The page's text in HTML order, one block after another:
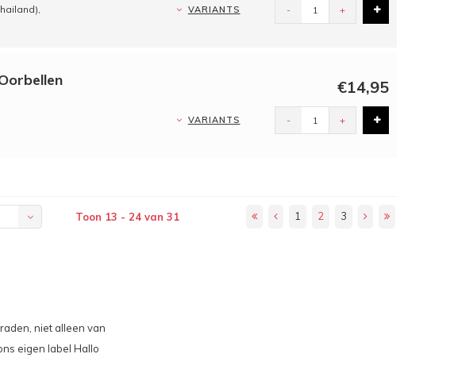
VARIANTS - +
€14,95
VARIANTS - +
Toon 13 - 24 van 31 1 2 3
niet alleen van
eigen label Hallo